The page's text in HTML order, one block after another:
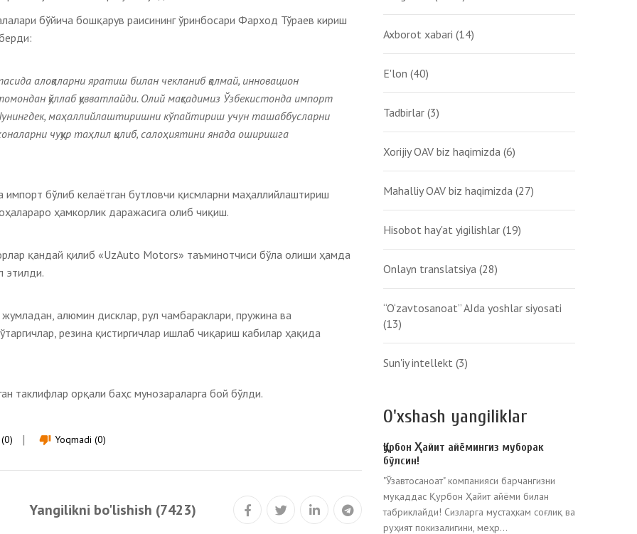
бўйича бошқарув раисининг ўринбосари Фарход Тўраев кириш
алоқаларни яратиш билан чекланиб қолмай, инновацион
қўллаб қувватлайди. Олий мақсадимиз Ўзбекистонда импорт
маҳаллийлаштиришни кўпайтириш учун ташаббусларни
чуқур таҳлил қилиб, салоҳиятини янада оширишга
бўлиб келаётган бутловчи қисмларни маҳаллийлаштириш
ҳамкорлик даражасига олиб чиқиш.
қандай қилиб «UzAuto Motors» таъминотчиси бўла олиши ҳамда
этилди.
алюмин дисклар, рул чамбараклари, пружина ва
резина қистиргичлар ишлаб чиқариш кабилар ҳақида
таклифлар орқали баҳс мунозараларга бой бўлди.
thumb_down Yoqmadi (0)
Yangilikni bo'lishish (7423)
Axborot xabari (14)
E'lon (40)
Tadbirlar (3)
Xorijiy OAV biz haqimizda (6)
Mahalliy OAV biz haqimizda (27)
Hisobot hay'at yigilishlar (19)
Onlayn translatsiya (28)
“O‘zavtosanoat” AJda yoshlar siyosati
(13)
Sun'iy intellekt (3)
O'xshash yangiliklar
Қурбон Ҳайит айёмингиз муборак
бўлсин!
"Ўзавтосаноат" компанияси барчангизни
муқаддас Қурбон Ҳайит айёми билан
табриклайди! Сизларга мустаҳкам соғлиқ ва
руҳият покизалигини, меҳр...